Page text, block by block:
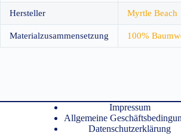
Hersteller Myrtle Beach
Materialzusammensetzung 100%
Impressum
Allgemeine
Datenschutzerklärung